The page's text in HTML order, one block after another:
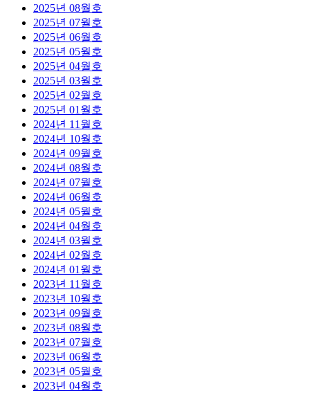
2025년 08월호
2025년 07월호
2025년 06월호
2025년 05월호
2025년 04월호
2025년 03월호
2025년 02월호
2025년 01월호
2024년 11월호
2024년 10월호
2024년 09월호
2024년 08월호
2024년 07월호
2024년 06월호
2024년 05월호
2024년 04월호
2024년 03월호
2024년 02월호
2024년 01월호
2023년 11월호
2023년 10월호
2023년 09월호
2023년 08월호
2023년 07월호
2023년 06월호
2023년 05월호
2023년 04월호